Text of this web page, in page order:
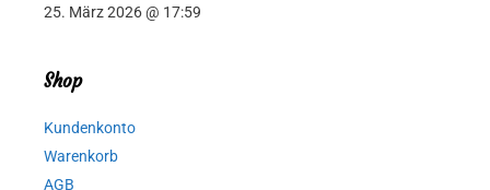
25. März 2026 @ 17:59
Shop
Kundenkonto
Warenkorb
AGB